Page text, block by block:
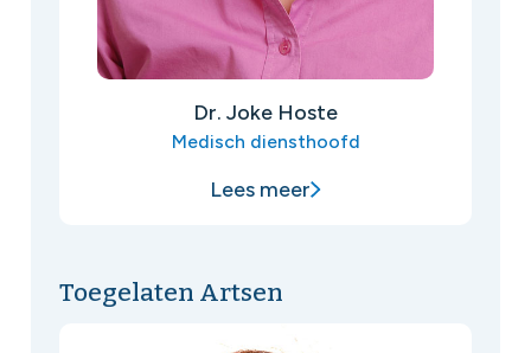
Dr. Joke Hoste
Medisch diensthoofd
Lees meer
Toegelaten Artsen